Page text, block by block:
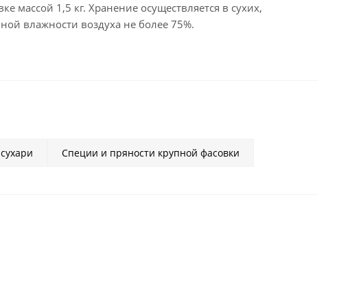
массой 1,5 кг. Хранение осуществляется в сухих,
влажности воздуха не более 75%.
Специи и пряности крупной фасовки